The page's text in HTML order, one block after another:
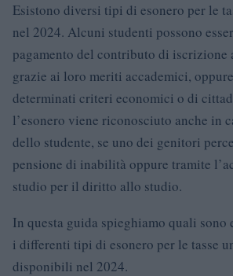
Esistono diversi tipi di esonero per le
nel 2024. Alcuni studenti possono
pagamento del contributo di iscrizione
grazie ai loro meriti accademici,
determinati criteri economici o di
l’esonero viene riconosciuto anche in
dello studente, se uno dei genitori
pensione di inabilità oppure tramite
studio per il diritto allo studio.
In questa guida spieghiamo quali sono
i differenti tipi di esonero per le tasse
disponibili nel 2024.